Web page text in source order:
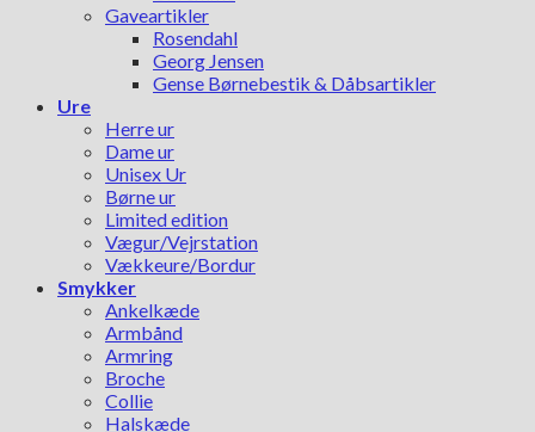
Gaveartikler
Rosendahl
Georg Jensen
Gense Børnebestik & Dåbsartikler
Ure
Herre ur
Dame ur
Unisex Ur
Børne ur
Limited edition
Vægur/Vejrstation
Vækkeure/Bordur
Smykker
Ankelkæde
Armbånd
Armring
Broche
Collie
Halskæde